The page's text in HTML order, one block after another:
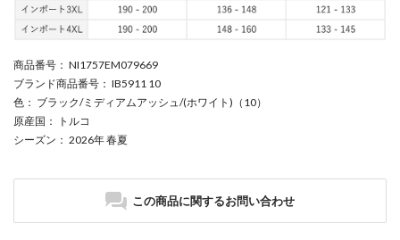
商品番号 ： NI1757EM079669
ブランド商品番号 ： IB5911 10
色 ： ブラック/ミディアムアッシュ/(ホワイト)（10）
原産国 ： トルコ
シーズン ： 2026年 春夏
この商品に関するお問い合わせ